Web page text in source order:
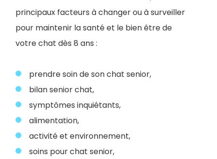
principaux facteurs à changer ou à surveiller
pour maintenir la santé et le bien être de
votre chat dès 8 ans :
prendre soin de son chat senior,
bilan senior chat,
symptômes inquiétants,
alimentation,
activité et environnement,
soins pour chat senior,